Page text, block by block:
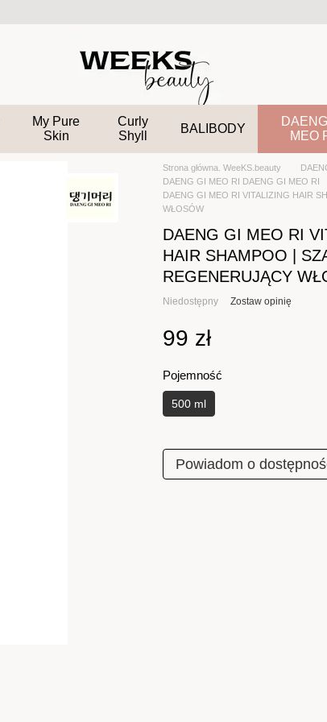
My Pure
Skin
Curly
Shyll
BALIBODY
MEO
Strona główna. WeeKS.beauty
DAENG GI MEO RI DAENG GI MEO RI
DAENG GI MEO RI VITALIZING HAIR
WŁOSÓW
DAENG GI MEO RI
HAIR SHAMPOO |
REGENERUJĄCY
Niedostępny Zostaw opinię
99 zł
Pojemność
500 ml
Powiadom o